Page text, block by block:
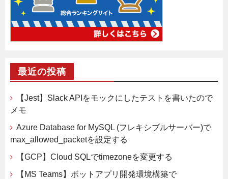
最近の投稿
【Jest】Slack APIをモックにしたテストを書いたので
メモ
Azure Database for MySQL (フレキシブルサーバー)で
max_allowed_packetを設定する
【GCP】Cloud SQLでtimezoneを変更する
【MS Teams】ボットアプリ開発環境構築で